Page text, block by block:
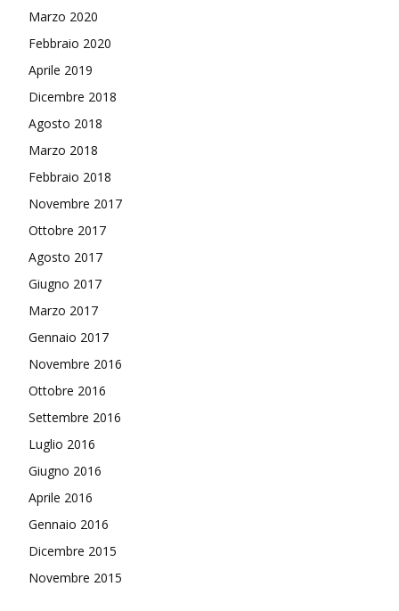
Marzo 2020
Febbraio 2020
Aprile 2019
Dicembre 2018
Agosto 2018
Marzo 2018
Febbraio 2018
Novembre 2017
Ottobre 2017
Agosto 2017
Giugno 2017
Marzo 2017
Gennaio 2017
Novembre 2016
Ottobre 2016
Settembre 2016
Luglio 2016
Giugno 2016
Aprile 2016
Gennaio 2016
Dicembre 2015
Novembre 2015